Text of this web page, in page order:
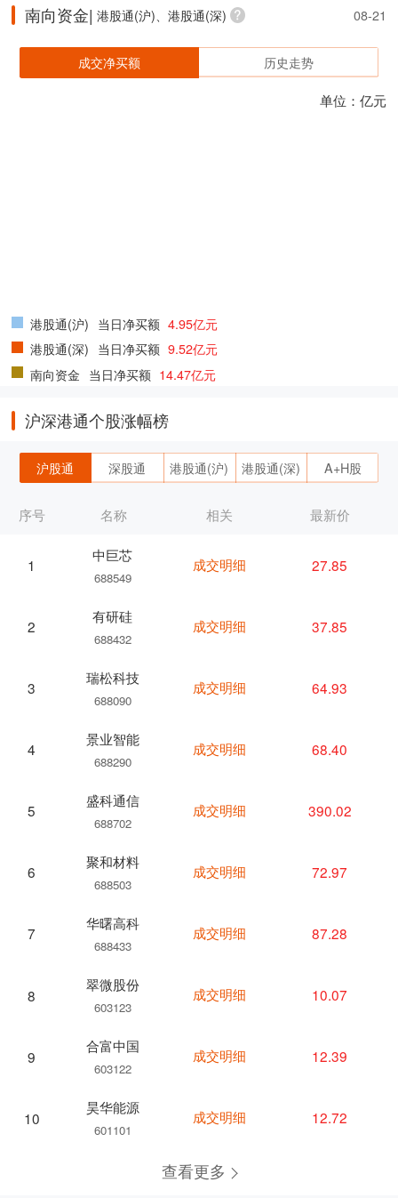
南向资金| 港股通(沪)、港股通(深) 08-21
成交净买额 历史走势
单位：亿元
港股通(沪) 当日净买额 4.95亿元
港股通(深) 当日净买额 9.52亿元
南向资金 当日净买额 14.47亿元
沪深港通个股涨幅榜
沪股通 深股通 港股通(沪) 港股通(深) A+H股
序号 名称
1
中巨芯
688549
2
有研硅
688432
3
瑞松科技
688090
4
景业智能
688290
5
盛科通信
688702
6
聚和材料
688503
7
华曙高科
688433
8
翠微股份
603123
9
合富中国
603122
10
昊华能源
601101
相关 最新价
成交明细 27.85
成交明细 37.85
成交明细 64.93
成交明细 68.40
成交明细 390.02
成交明细 72.97
成交明细 87.28
成交明细 10.07
成交明细 12.39
成交明细 12.72
查看更多